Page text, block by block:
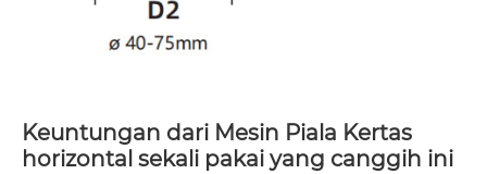
Keuntungan dari Mesin Piala Kertas
horizontal sekali pakai yang canggih ini